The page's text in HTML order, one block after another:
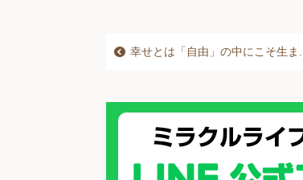
e
o
o
k
e
g
er
er
幸せとは「自由」の中にこそ生ま...